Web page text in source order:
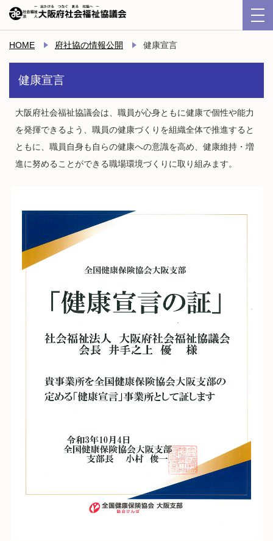
HOME 府社協の情報公開 健康宣言
健康宣言
大阪府社会福祉協議会は、職員が心身ともに健康で個性や能力
を発揮できるよう、職員の健康づくりを組織全体で推進すると
ともに、職員自身も自らの健康への意識を高め、健康維持・増
進に努めることができる職場環境づくりに取り組みます。